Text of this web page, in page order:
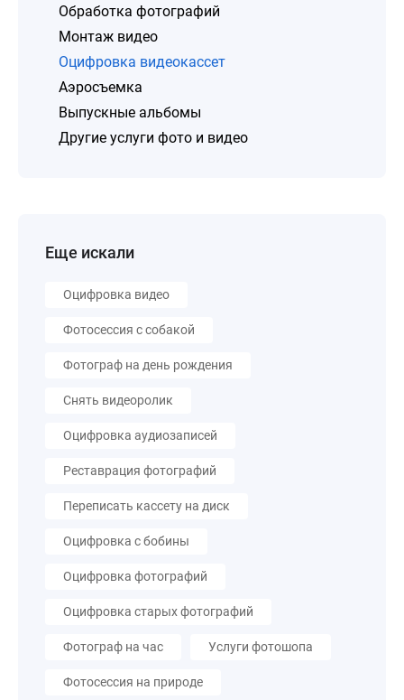
Обработка фотографий
Монтаж видео
Оцифровка видеокассет
Аэросъемка
Выпускные альбомы
Другие услуги фото и видео
Еще искали
Оцифровка видео
Фотосессия с собакой
Фотограф на день рождения
Снять видеоролик
Оцифровка аудиозаписей
Реставрация фотографий
Переписать кассету на диск
Оцифровка с бобины
Оцифровка фотографий
Оцифровка старых фотографий
Фотограф на час Услуги фотошопа
Фотосессия на природе